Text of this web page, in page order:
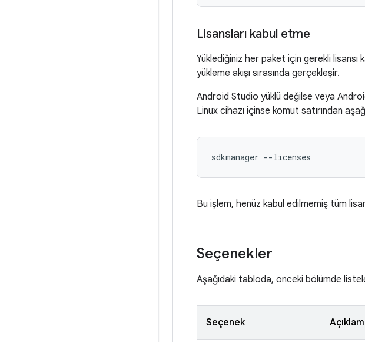
Lisansları kabul etme
Yüklediğiniz her paket için gerekli
yükleme akışı sırasında gerçekleşir.
Android Studio yüklü değilse veya
Linux cihazı içinse komut satırından
sdkmanager --licenses
Bu işlem, henüz kabul edilmemiş tüm
Seçenekler
Aşağıdaki tabloda, önceki bölümde
Seçenek